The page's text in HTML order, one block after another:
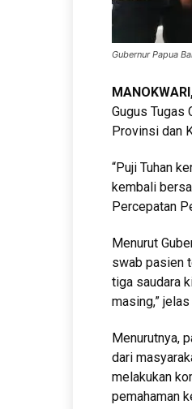
Gubernur Papua
Gugus Tugas
Provinsi dan
“Puji Tuhan
kembali
Percepatan
Menurut
swab pasien
tiga saudara
masing,” jelas
Menurutnya,
dari
melakukan
pemahaman